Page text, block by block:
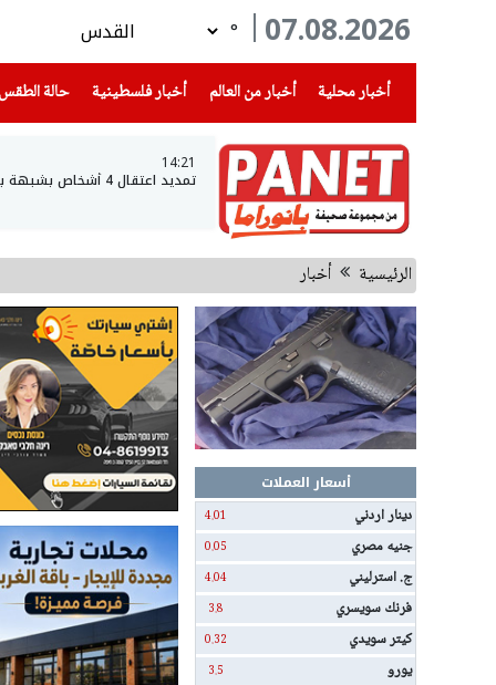
07.08.2026
°
أخبار محلية
(current) أخبار من العالم أخبار فلسطينية(current) حالة الطقس
14:21
تمديد اعتقال 4 أشخاص بشبهة بيع المخدرات في حي ضاحية البريد بالقدس
الرئيسية أخبار
أسعار العملات
دينار اردني
4.01
جنيه مصري 0.05
ج. استرليني 4.04
فرنك سويسري 3.8
كيتر سويدي 0.32
يورو 3.5